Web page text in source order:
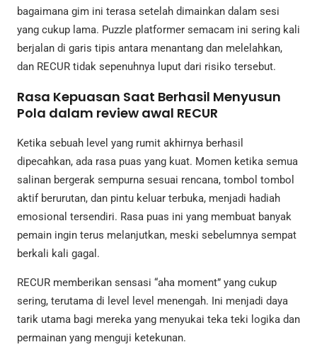
bagaimana gim ini terasa setelah dimainkan dalam sesi
yang cukup lama. Puzzle platformer semacam ini sering kali
berjalan di garis tipis antara menantang dan melelahkan,
dan RECUR tidak sepenuhnya luput dari risiko tersebut.
Rasa Kepuasan Saat Berhasil Menyusun
Pola dalam review awal RECUR
Ketika sebuah level yang rumit akhirnya berhasil
dipecahkan, ada rasa puas yang kuat. Momen ketika semua
salinan bergerak sempurna sesuai rencana, tombol tombol
aktif berurutan, dan pintu keluar terbuka, menjadi hadiah
emosional tersendiri. Rasa puas ini yang membuat banyak
pemain ingin terus melanjutkan, meski sebelumnya sempat
berkali kali gagal.
RECUR memberikan sensasi “aha moment” yang cukup
sering, terutama di level level menengah. Ini menjadi daya
tarik utama bagi mereka yang menyukai teka teki logika dan
permainan yang menguji ketekunan.